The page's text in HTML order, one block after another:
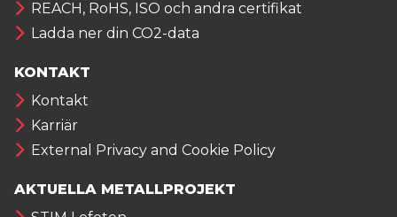
REACH, RoHS, ISO och andra certifikat
Ladda ner din CO2-data
KONTAKT
Kontakt
Karriär
External Privacy and Cookie Policy
AKTUELLA METALLPROJEKT